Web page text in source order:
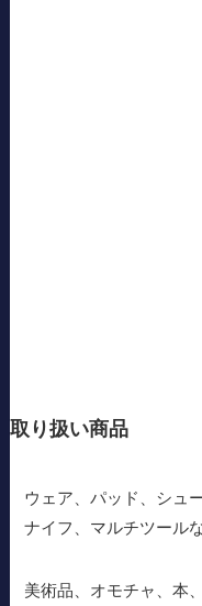
取り扱い商品
ウェア、パッド、シュ
ナイフ、マルチツール
美術品、オモチャ、本